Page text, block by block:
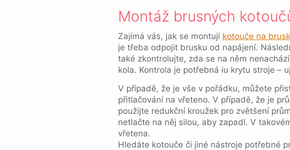
Montáž brusných
Zajímá vás, jak se montují kotouče na
je třeba odpojit brusku od napájení.
také zkontrolujte, zda se na něm
kola. Kontrola je potřebná iu krytu stroje –
V případě, že je vše v pořádku, můžete
přitlačování na vřeteno. V případě, že je
použijte redukční kroužek pro zvětšení
netlačte na něj silou, aby zapadl. V
vřetena.
Hledáte kotouče či jiné nástroje potřebné